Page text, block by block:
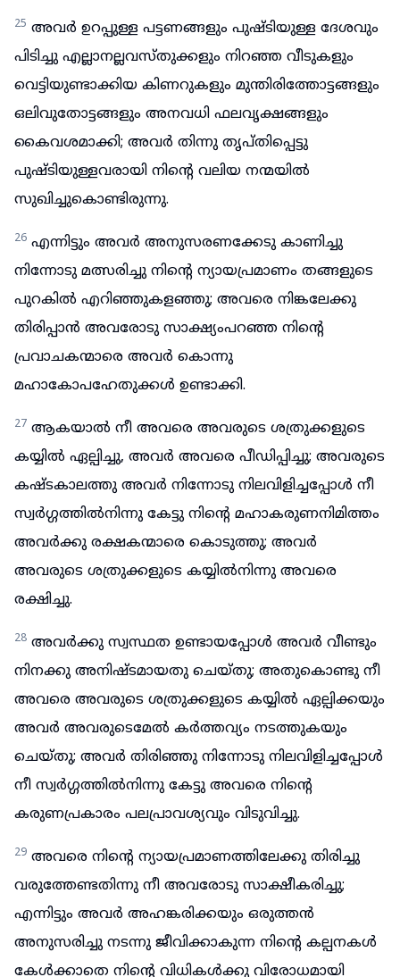
25 അവർ ഉറപ്പുള്ള പട്ടണങ്ങളും പുഷ്ടിയുള്ള ദേശവും
പിടിച്ചു എല്ലാനല്ലവസ്തുക്കളും നിറഞ്ഞ വീടുകളും
വെട്ടിയുണ്ടാക്കിയ കിണറുകളും മുന്തിരിത്തോട്ടങ്ങളും
ഒലിവുതോട്ടങ്ങളും അനവധി ഫലവൃക്ഷങ്ങളും
കൈവശമാക്കി; അവർ തിന്നു തൃപ്തിപ്പെട്ടു
പുഷ്ടിയുള്ളവരായി നിന്റെ വലിയ നന്മയിൽ
സുഖിച്ചുകൊണ്ടിരുന്നു.
26 എന്നിട്ടും അവർ അനുസരണക്കേടു കാണിച്ചു
നിന്നോടു മത്സരിച്ചു നിന്റെ ന്യായപ്രമാണം തങ്ങളുടെ
പുറകിൽ എറിഞ്ഞുകളഞ്ഞു; അവരെ നിങ്കലേക്കു
തിരിപ്പാൻ അവരോടു സാക്ഷ്യംപറഞ്ഞ നിന്റെ
പ്രവാചകന്മാരെ അവർ കൊന്നു
മഹാകോപഹേതുക്കൾ ഉണ്ടാക്കി.
27 ആകയാൽ നീ അവരെ അവരുടെ ശത്രുക്കളുടെ
കയ്യിൽ ഏല്പിച്ചു, അവർ അവരെ പീഡിപ്പിച്ചു; അവരുടെ
കഷ്ടകാലത്തു അവർ നിന്നോടു നിലവിളിച്ചപ്പോൾ നീ
സ്വർഗ്ഗത്തിൽനിന്നു കേട്ടു നിന്റെ മഹാകരുണനിമിത്തം
അവർക്കു രക്ഷകന്മാരെ കൊടുത്തു; അവർ
അവരുടെ ശത്രുക്കളുടെ കയ്യിൽനിന്നു അവരെ
രക്ഷിച്ചു.
28 അവർക്കു സ്വസ്ഥത ഉണ്ടായപ്പോൾ അവർ വീണ്ടും
നിനക്കു അനിഷ്ടമായതു ചെയ്തു; അതുകൊണ്ടു നീ
അവരെ അവരുടെ ശത്രുക്കളുടെ കയ്യിൽ ഏല്പിക്കയും
അവർ അവരുടെമേൽ കർത്തവ്യം നടത്തുകയും
ചെയ്തു; അവർ തിരിഞ്ഞു നിന്നോടു നിലവിളിച്ചപ്പോൾ
നീ സ്വർഗ്ഗത്തിൽനിന്നു കേട്ടു അവരെ നിന്റെ
കരുണപ്രകാരം പലപ്രാവശ്യവും വിടുവിച്ചു.
29 അവരെ നിന്റെ ന്യായപ്രമാണത്തിലേക്കു തിരിച്ചു
വരുത്തേണ്ടതിന്നു നീ അവരോടു സാക്ഷീകരിച്ചു;
എന്നിട്ടും അവർ അഹങ്കരിക്കയും ഒരുത്തൻ
അനുസരിച്ചു നടന്നു ജീവിക്കാകുന്ന നിന്റെ കല്പനകൾ
കേൾക്കാതെ നിന്റെ വിധികൾക്കു വിരോധമായി